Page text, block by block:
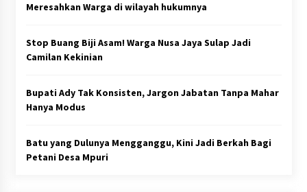
Meresahkan Warga di wilayah hukumnya
Stop Buang Biji Asam! Warga Nusa Jaya Sulap Jadi
Camilan Kekinian
Bupati Ady Tak Konsisten, Jargon Jabatan Tanpa Mahar
Hanya Modus
Batu yang Dulunya Mengganggu, Kini Jadi Berkah Bagi
Petani Desa Mpuri